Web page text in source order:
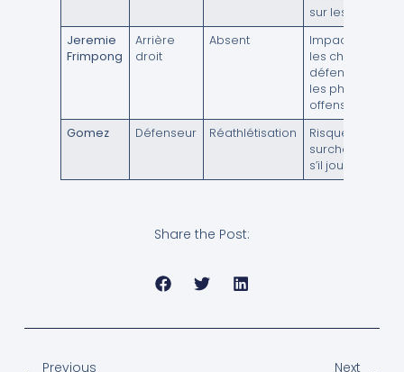
sur les ailes
Jeremie
Frimpong
Arrière
droit
Absent
Impact sur
les choix
défensifs et
les phases
offensives
Gomez
Défenseur Réathlétisation
Risque de
surcharge
s’il joue trop
Share the Post:
Previous
Next